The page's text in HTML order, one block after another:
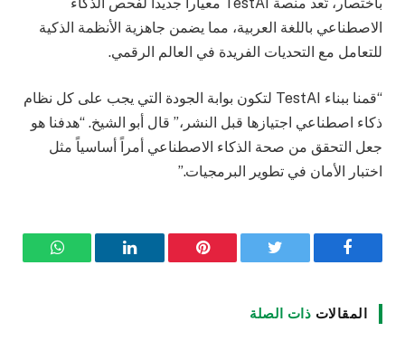
الاصطناعي باللغة العربية، مما يضمن جاهزية الأنظمة الذكية
للتعامل مع التحديات الفريدة في العالم الرقمي.
“قمنا ببناء TestAI لتكون بوابة الجودة التي يجب على كل نظام
ذكاء اصطناعي اجتيازها قبل النشر،” قال أبو الشيخ. “هدفنا هو
جعل التحقق من صحة الذكاء الاصطناعي أمراً أساسياً مثل
اختبار الأمان في تطوير البرمجيات.”
فيسبوك تويتر بينتيريست لينكدإن واتساب
المقالات ذات الصلة